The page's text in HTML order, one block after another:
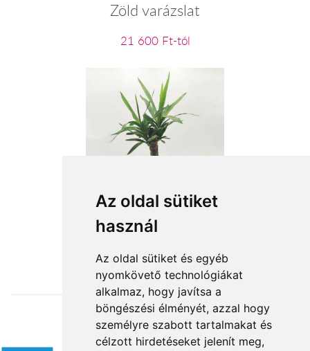
Az oldal sütiket
használ
Az oldal sütiket és egyéb
nyomkövető technológiákat
alkalmaz, hogy javítsa a
böngészési élményét, azzal hogy
személyre szabott tartalmakat és
célzott hirdetéseket jelenít meg,
Zöld varázslat
21 600 Ft-tól
Cserepes Yucca
Elfogadott fizetési módok